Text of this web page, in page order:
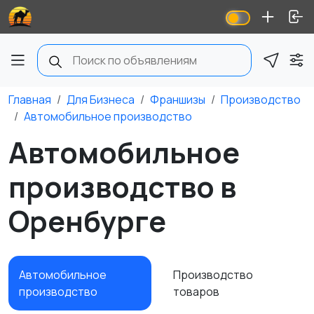
Главная Для Бизнеса Франшизы
Производство
Автомобильное производство
Автомобильное
производство в
Оренбурге
Автомобильное
производство
Производство
товаров